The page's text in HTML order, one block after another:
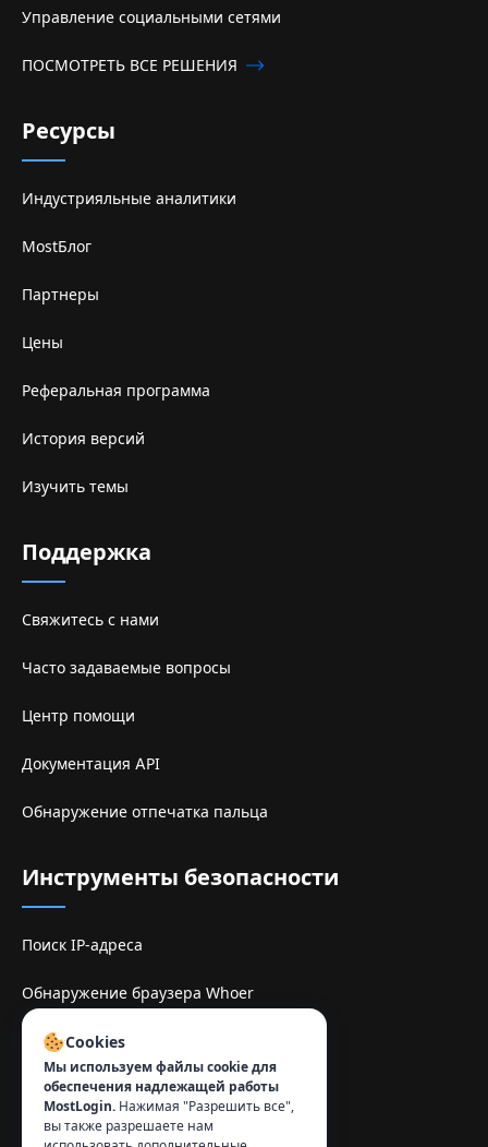
Управление социальными сетями
ПОСМОТРЕТЬ ВСЕ РЕШЕНИЯ
Ресурсы
Индустрияльные аналитики
MostБлог
Партнеры
Цены
Реферальная программа
История версий
Изучить темы
Поддержка
Свяжитесь с нами
Часто задаваемые вопросы
Центр помощи
Документация API
Обнаружение отпечатка пальца
Инструменты безопасности
Поиск IP-адреса
Обнаружение браузера Whoer
Sitio de espelhe TamilMV
Контакты:
info@mostlogin.com
Cookies
Мы используем файлы cookie для
обеспечения надлежащей работы
MostLogin. Нажимая "Разрешить все",
вы также разрешаете нам